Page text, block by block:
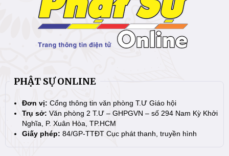
PHẬT SỰ ONLINE
Đơn vị: Cổng thông tin văn phòng T.Ư Giáo hội
Trụ sở: Văn phòng 2 T.Ư – GHPGVN – số 294 Nam Kỳ Khởi
Nghĩa, P. Xuân Hòa, TP.HCM
Giấy phép: 84/GP-TTĐT Cục phát thanh, truyền hình